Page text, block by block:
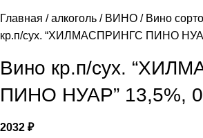
Главная алкоголь ВИНО Вино
кр.п/сух. “ХИЛМАСПРИНГС ПИНО
Вино кр.п/сух.
ПИНО НУАР” 13,5%,
2032 ₽